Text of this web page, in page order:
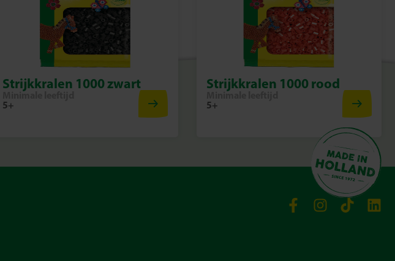
Strijkkralen 1000 zwart
Minimale leeftijd
5+
Strijkkralen 1000 rood
Minimale leeftijd
5+